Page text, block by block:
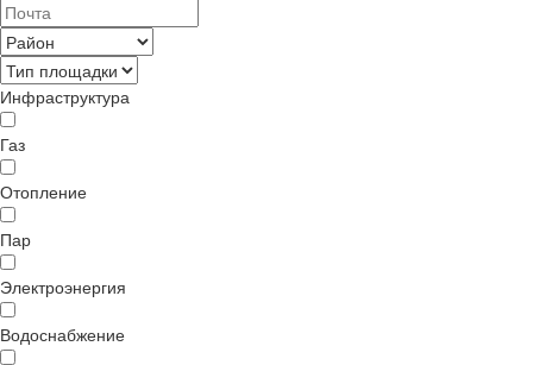
Инфраструктура
Газ
Отопление
Пар
Электроэнергия
Водоснабжение